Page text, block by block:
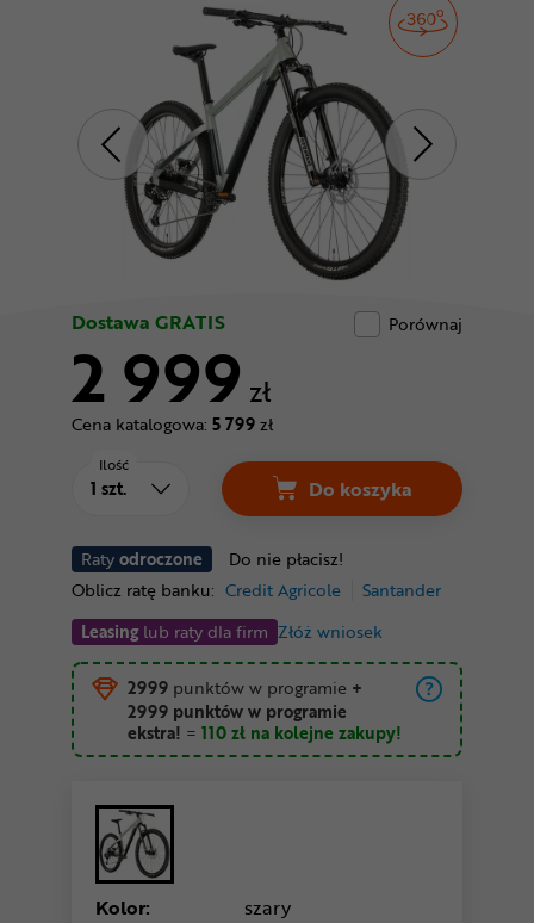
Superoferta
Dostawa GRATIS Porównaj
2 999 zł
Cena katalogowa: 5 799zł
Ratyodroczone
Do nie płacisz!
Oblicz ratę banku: Credit Agricole
Santander
Leasinglub raty dla firm Złóż wniosek
Ilość
Do koszyka
2999 punktów w programie +
2999 punktów w programie
ekstra! = 110 zł na kolejne zakupy!
Kolor: szary